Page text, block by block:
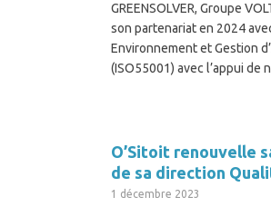
GREENSOLVER, Groupe
son partenariat en 2024
Environnement et Gestion
(ISO55001) avec l’appui
O’Sitoit renouvelle
de sa direction
1 décembre 2023